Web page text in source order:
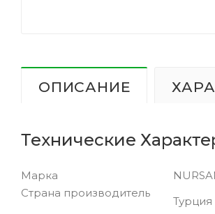
ОПИСАНИЕ
Технические
Марка
Страна производитель
Турция